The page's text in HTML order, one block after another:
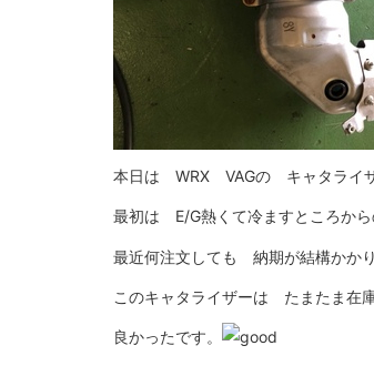
本日は WRX VAGの キャタライザ
最初は E/G熱くて冷ますところから
最近何注文しても 納期が結構かかり
このキャタライザーは たまたま在庫
良かったです。